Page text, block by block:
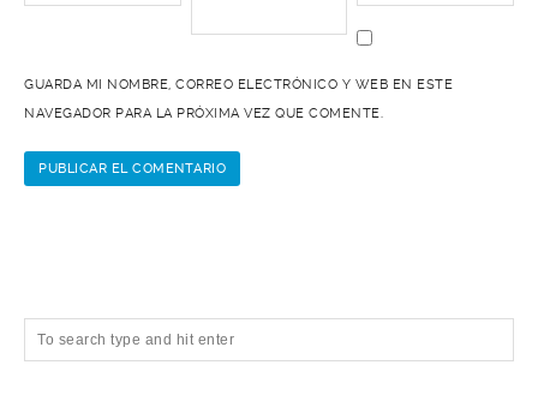
GUARDA MI NOMBRE, CORREO ELECTRÓNICO Y WEB EN ESTE
NAVEGADOR PARA LA PRÓXIMA VEZ QUE COMENTE.